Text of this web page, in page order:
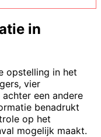
in
opstelling in het
vier
een andere
benadrukt
op het
mogelijk maakt.